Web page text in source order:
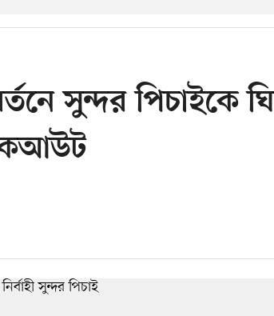
সুন্দর পিচাইকে